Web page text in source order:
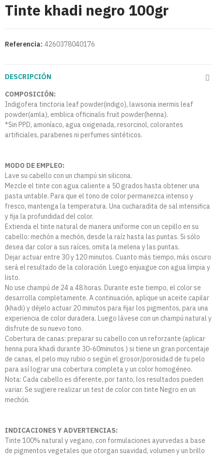
Tinte khadi negro 100gr
Referencia: 4260378040176
DESCRIPCIÓN
COMPOSICIÓN:
Indigofera tinctoria leaf powder(indigo), lawsonia inermis leaf
powder(amla), emblica officinalis fruit powder(henna).
*Sin PPD, amoníaco, agua oxigenada, resorcinol, colorantes
artificiales, parabenes ni perfumes sintéticos.
MODO DE EMPLEO:
Lave su cabello con un champú sin silicona.
Mezcle el tinte con agua caliente a 50 grados hasta obtener una
pasta untable. Para que el tono de color permanezca intenso y
fresco, mantenga la temperatura. Una cucharadita de sal intensifica
y fija la profundidad del color.
Extienda el tinte natural de manera uniforme con un cepillo en su
cabello: mechón a mechón, desde la raíz hasta las puntas. Si sólo
desea dar color a sus raíces, omita la melena y las puntas.
Dejar actuar entre 30 y 120 minutos. Cuanto más tiempo, más oscuro
será el resultado de la coloración. Luego enjuague con agua limpia y
listo.
No use champú de 24 a 48 horas. Durante este tiempo, el color se
desarrolla completamente. A continuación, aplique un aceite capilar
(khadi) y déjelo actuar 20 minutos para fijar los pigmentos, para una
experiencia de color duradera. Luego lávese con un champú natural y
disfrute de su nuevo tono.
Cobertura de canas: preparar su cabello con un reforzante (aplicar
henna pura khadi durante 30-60minutos ) si tiene un gran porcentaje
de canas, el pelo muy rubio o según el grosor/porosidad de tu pelo
para así lograr una cobertura completa y un color homogéneo.
Nota: Cada cabello es diferente, por tanto, los resultados pueden
variar. Se sugiere realizar un test de color con tinte Negro en un
mechón.
INDICACIONES Y ADVERTENCIAS:
Tinte 100% natural y vegano, con formulaciones ayurvedas a base
de pigmentos vegetales que otorgan suavidad, volumen y un brillo